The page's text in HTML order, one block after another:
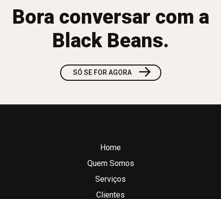
Bora conversar com a
Black Beans.
SÓ SE FOR AGORA →
Home
Quem Somos
Serviços
Clientes